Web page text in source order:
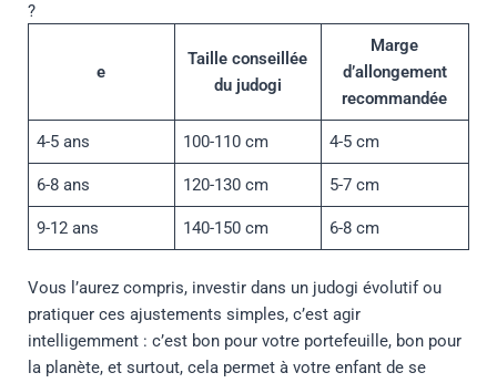
?
e
Taille conseillée
du judogi
Marge
d’allongement
recommandée
4-5 ans 100-110 cm 4-5 cm
6-8 ans 120-130 cm 5-7 cm
9-12 ans 140-150 cm 6-8 cm
Vous l’aurez compris, investir dans un judogi évolutif ou
pratiquer ces ajustements simples, c’est agir
intelligemment : c’est bon pour votre portefeuille, bon pour
la planète, et surtout, cela permet à votre enfant de se